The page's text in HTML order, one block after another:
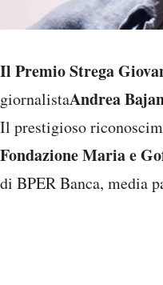
Il Premio Strega
giornalistaAndrea
Il prestigioso
Fondazione Maria e
di BPER Banca, media